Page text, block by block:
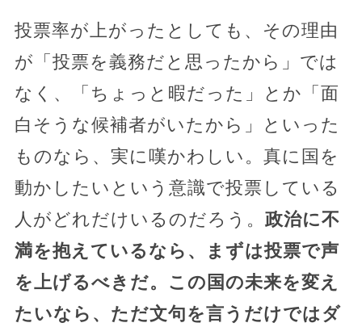
投票率が上がったとしても、その理由
が「投票を義務だと思ったから」では
なく、「ちょっと暇だった」とか「面
白そうな候補者がいたから」といった
ものなら、実に嘆かわしい。真に国を
動かしたいという意識で投票している
人がどれだけいるのだろう。 政治に不
満を抱えているなら、まずは投票で声
を上げるべきだ。この国の未来を変え
たいなら、ただ文句を言うだけではダ